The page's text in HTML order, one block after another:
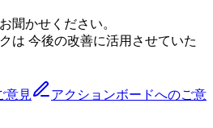
聞かせください。
は 今後の改善に活用させていた
意見
アクションボードへのご意